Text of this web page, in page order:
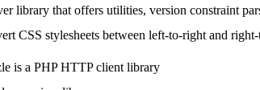
library that offers utilities, version constraint
CSS stylesheets between left-to-right and
is a PHP HTTP client library